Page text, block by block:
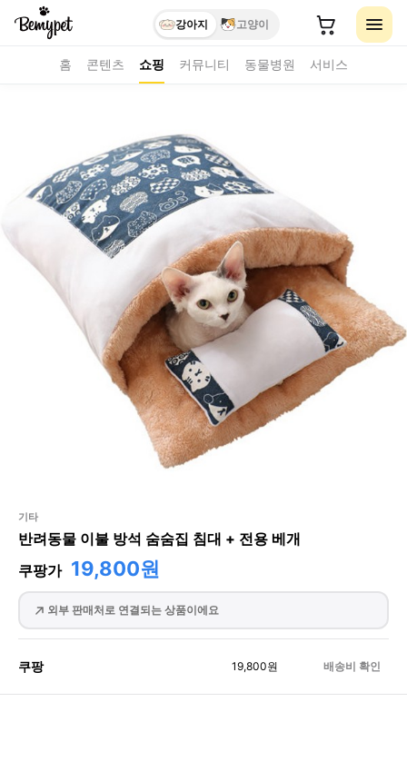
강아지 고양이
홈 콘텐츠 쇼핑 커뮤니티 동물병원 서비스
기타
반려동물 이불 방석 숨숨집 침대 + 전용 베개
쿠팡가 19,800원
외부 판매처로 연결되는 상품이에요
쿠팡 19,800원 배송비 확인